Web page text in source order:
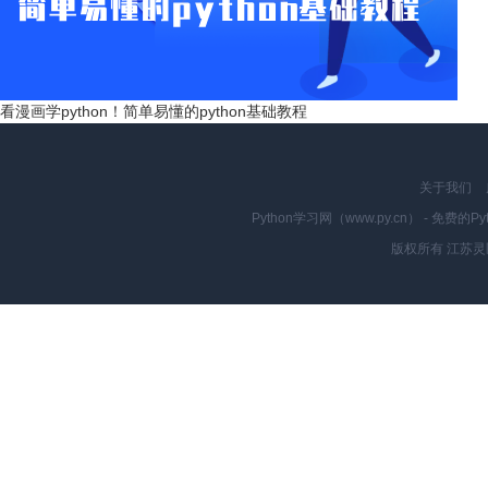
看漫画学python！简单易懂的python基础教程
关于我们
Python学习网（www.py.cn） - 免费的
版权所有 江苏